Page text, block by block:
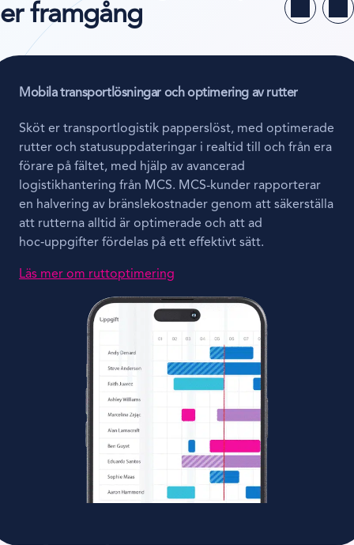
er framgång
Mobila transportlösningar och optimering av rutter
Sköt er transportlogistik papperslöst, med optimerade
rutter och statusuppdateringar i realtid till och från era
förare på fältet, med hjälp av avancerad
logistikhantering från MCS. MCS-kunder rapporterar
en halvering av bränslekostnader genom att säkerställa
att rutterna alltid är optimerade och att ad
hoc‑uppgifter fördelas på ett effektivt sätt.
Läs mer om ruttoptimering